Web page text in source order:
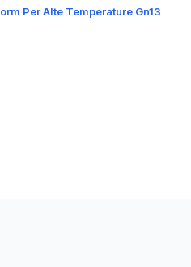
Per Alte Temperature Gn13